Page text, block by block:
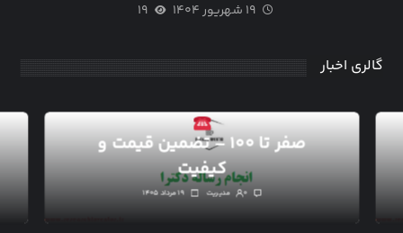
۱۹ شهریور ۱۴۰۴ ۱۹
گالری اخبار
صفر تا ۱۰۰ – تضمین قیمت و
کیفیت
۱۹ مرداد ۱۴۰۵ مدیریت ۰